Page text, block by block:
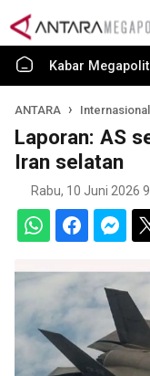
Kabar
ANTARA Internasional
Laporan: AS
Iran selatan
Rabu, 10 Juni 2026